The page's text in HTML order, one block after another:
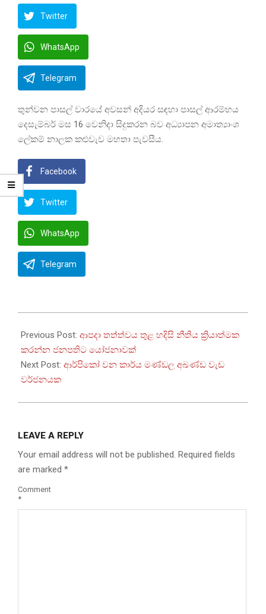
Twitter
WhatsApp
Telegram
තුන්වන පාසල් වාරයේ අවසන් අදියර සඳහා පාසල් ආරම්භය
දෙසැම්බර් මස 16 වෙනිදා සිදුකරන බව අධ්‍යාපන අමාත්‍යාංශ
ලේකම් නාලක කළුවැව මහතා පැවසීය.
Facebook
Twitter
WhatsApp
Telegram
11-
28
Previous Post: ආපදා තත්ත්වය තුළ හදිසි නීතිය ක්‍රියාත්මක
කරන්න ජනපතිට යෝජනාවක්
Next Post: ආර්පිකෝ වන කාර්ය මණ්ඩල අඛණ්ඩ වැඩ
වර්ජනයක
LEAVE A REPLY
Your email address will not be published. Required fields
are marked *
Comment
*